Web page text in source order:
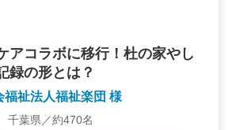
アコラボに移行！杜の家やし
録の形とは？
福祉法人福祉楽団 様
千葉県／約470名